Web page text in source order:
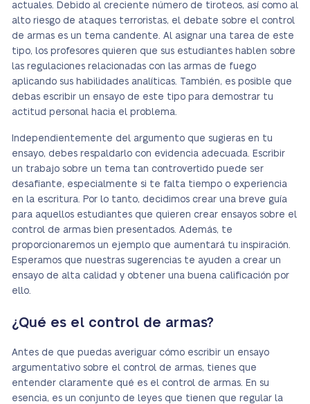
actuales. Debido al creciente número de tiroteos, así como al
alto riesgo de ataques terroristas, el debate sobre el control
de armas es un tema candente. Al asignar una tarea de este
tipo, los profesores quieren que sus estudiantes hablen sobre
las regulaciones relacionadas con las armas de fuego
aplicando sus habilidades analíticas. También, es posible que
debas escribir un ensayo de este tipo para demostrar tu
actitud personal hacia el problema.
Independientemente del argumento que sugieras en tu
ensayo, debes respaldarlo con evidencia adecuada. Escribir
un trabajo sobre un tema tan controvertido puede ser
desafiante, especialmente si te falta tiempo o experiencia
en la escritura. Por lo tanto, decidimos crear una breve guía
para aquellos estudiantes que quieren crear ensayos sobre el
control de armas bien presentados. Además, te
proporcionaremos un ejemplo que aumentará tu inspiración.
Esperamos que nuestras sugerencias te ayuden a crear un
ensayo de alta calidad y obtener una buena calificación por
ello.
¿Qué es el control de armas?
Antes de que puedas averiguar cómo escribir un ensayo
argumentativo sobre el control de armas, tienes que
entender claramente qué es el control de armas. En su
esencia, es un conjunto de leyes que tienen que regular la